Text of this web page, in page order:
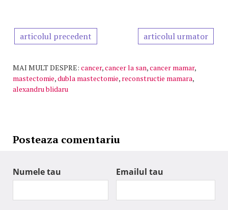
articolul precedent articolul urmator
MAI MULT DESPRE: cancer,cancer la san,cancer mamar,
mastectomie,dubla mastectomie, reconstructie mamara,
alexandru blidaru
Posteaza comentariu
Numele tau Emailul tau